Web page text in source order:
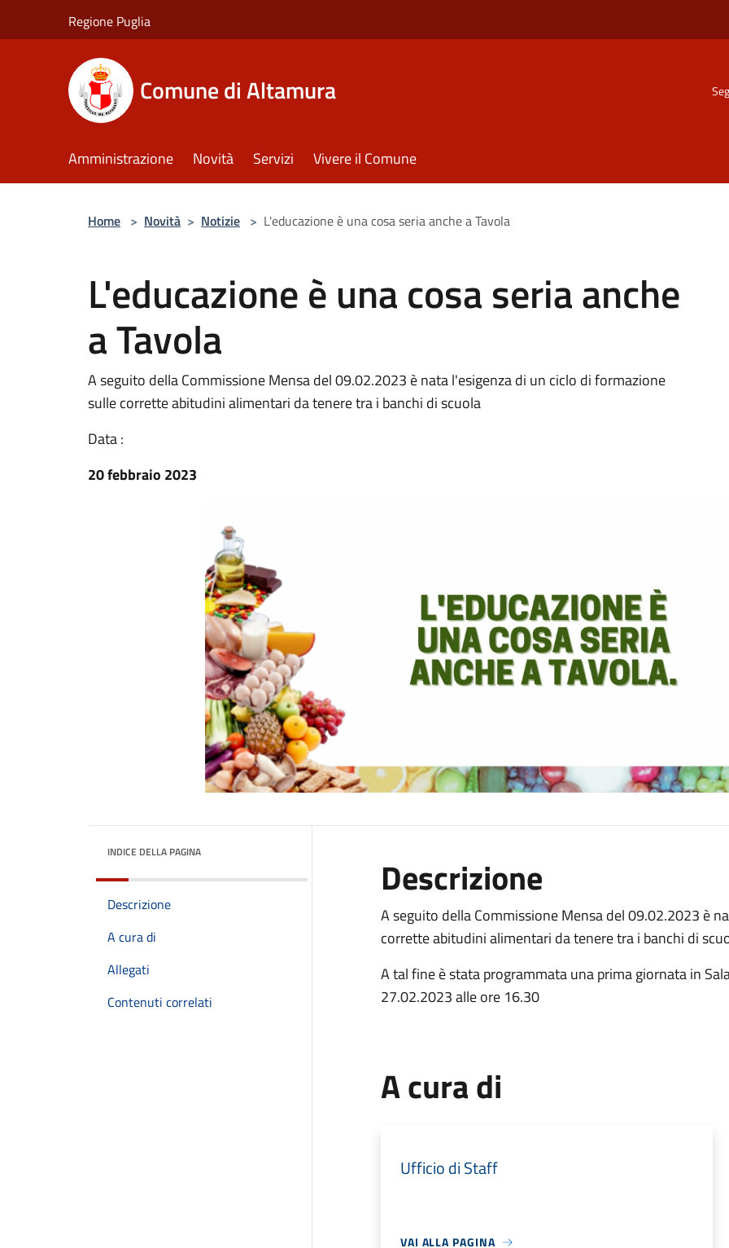
Regione Puglia
Comune di Altamura
Amministrazione Novità Servizi Vivere il Comune
Home > Novità > Notizie > L'educazione è una cosa seria anche a Tavola
L'educazione è una cosa seria anche
a Tavola
A seguito della Commissione Mensa del 09.02.2023 è nata l'esigenza di un ciclo di formazione
sulle corrette abitudini alimentari da tenere tra i banchi di scuola
Data :
20 febbraio 2023
INDICE DELLA PAGINA
Descrizione
A cura di
Allegati
Contenuti correlati
Descrizione
A seguito della Commissione Mensa del 09.02.2023 è
corrette abitudini alimentari da tenere tra i banchi di
A tal fine è stata programmata una prima giornata in
27.02.2023 alle ore 16.30
A cura di
Ufficio di Staff
VAI ALLA PAGINA